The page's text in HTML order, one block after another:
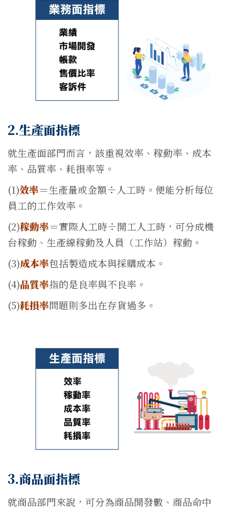
2.生產面指標
就生產面部門而言，該重視效率、稼動率、成本
率、品質率、耗損率等。
(1)效率＝生產量或金額÷人工時。便能分析每位
員工的工作效率。
(2)稼動率＝實際人工時÷開工人工時，可分成機
台稼動、生產線稼動及人員（工作站）稼動。
(3)成本率包括製造成本與採購成本。
(4)品質率指的是良率與不良率。
(5)耗損率問題則多出在存貨過多。
3.商品面指標
就商品部門來說，可分為商品開發數、商品命中